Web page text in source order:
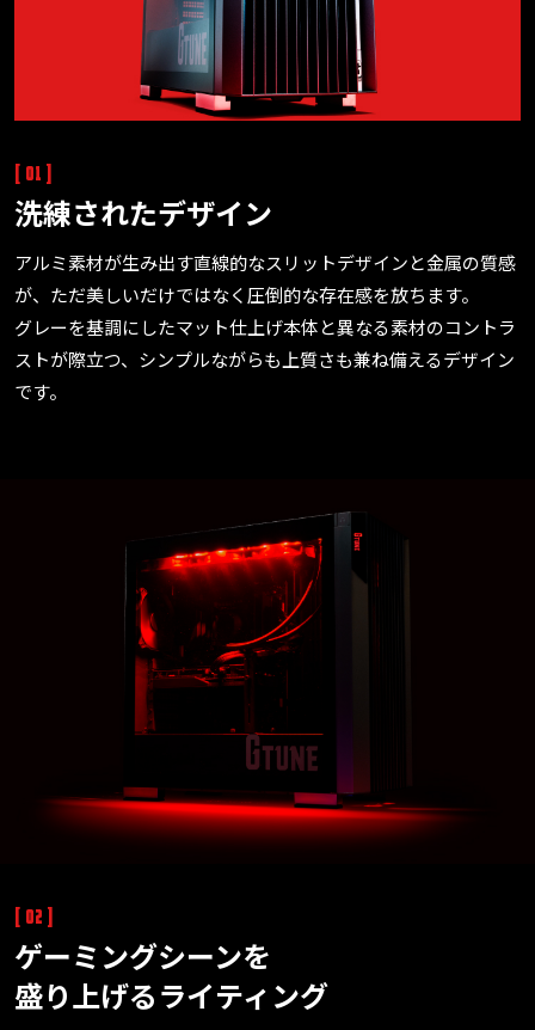
[ 01 ]
洗練されたデザイン
アルミ素材が生み出す直線的なスリットデザインと金属の質感
が、ただ美しいだけではなく圧倒的な存在感を放ちます。
グレーを基調にしたマット仕上げ本体と異なる素材のコントラ
ストが際立つ、シンプルながらも上質さも兼ね備えるデザイン
です。
[ 02 ]
ゲーミングシーンを
盛り上げるライティング